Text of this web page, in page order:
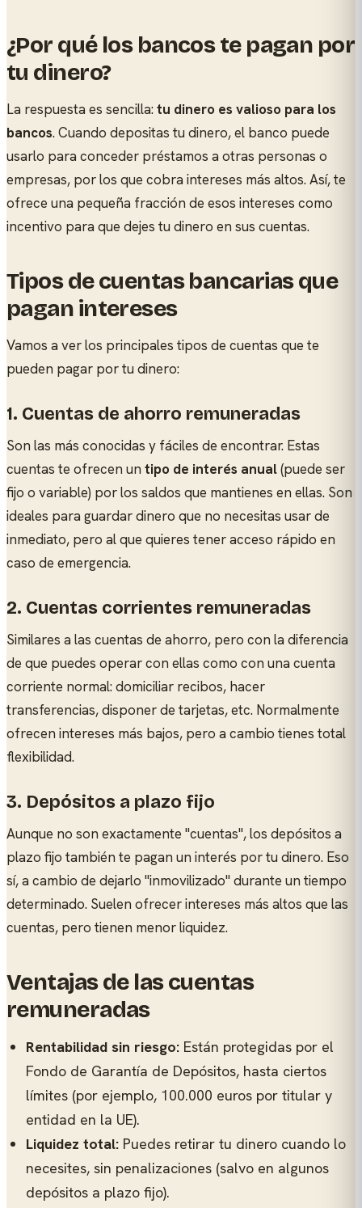
¿Por qué los bancos te pagan por
tu dinero?
La respuesta es sencilla:tu dinero es valioso para los
bancos. Cuando depositas tu dinero, el banco puede
usarlo para conceder préstamos a otras personas o
empresas, por los que cobra intereses más altos. Así, te
ofrece una pequeña fracción de esos intereses como
incentivo para que dejes tu dinero en sus cuentas.
Tipos de cuentas bancarias que
pagan intereses
Vamos a ver los principales tipos de cuentas que te
pueden pagar por tu dinero:
1. Cuentas de ahorro remuneradas
Son las más conocidas y fáciles de encontrar. Estas
cuentas te ofrecen un tipo de interés anual(puede ser
fijo o variable) por los saldos que mantienes en ellas. Son
ideales para guardar dinero que no necesitas usar de
inmediato, pero al que quieres tener acceso rápido en
caso de emergencia.
2. Cuentas corrientes remuneradas
Similares a las cuentas de ahorro, pero con la diferencia
de que puedes operar con ellas como con una cuenta
corriente normal: domiciliar recibos, hacer
transferencias, disponer de tarjetas, etc. Normalmente
ofrecen intereses más bajos, pero a cambio tienes total
flexibilidad.
3. Depósitos a plazo fijo
Aunque no son exactamente "cuentas", los depósitos a
plazo fijo también te pagan un interés por tu dinero. Eso
sí, a cambio de dejarlo "inmovilizado" durante un tiempo
determinado. Suelen ofrecer intereses más altos que las
cuentas, pero tienen menor liquidez.
Ventajas de las cuentas
remuneradas
Rentabilidad sin riesgo: Están protegidas por el
Fondo de Garantía de Depósitos, hasta ciertos
límites (por ejemplo, 100.000 euros por titular y
entidad en la UE).
Liquidez total: Puedes retirar tu dinero cuando lo
necesites, sin penalizaciones (salvo en algunos
depósitos a plazo fijo).